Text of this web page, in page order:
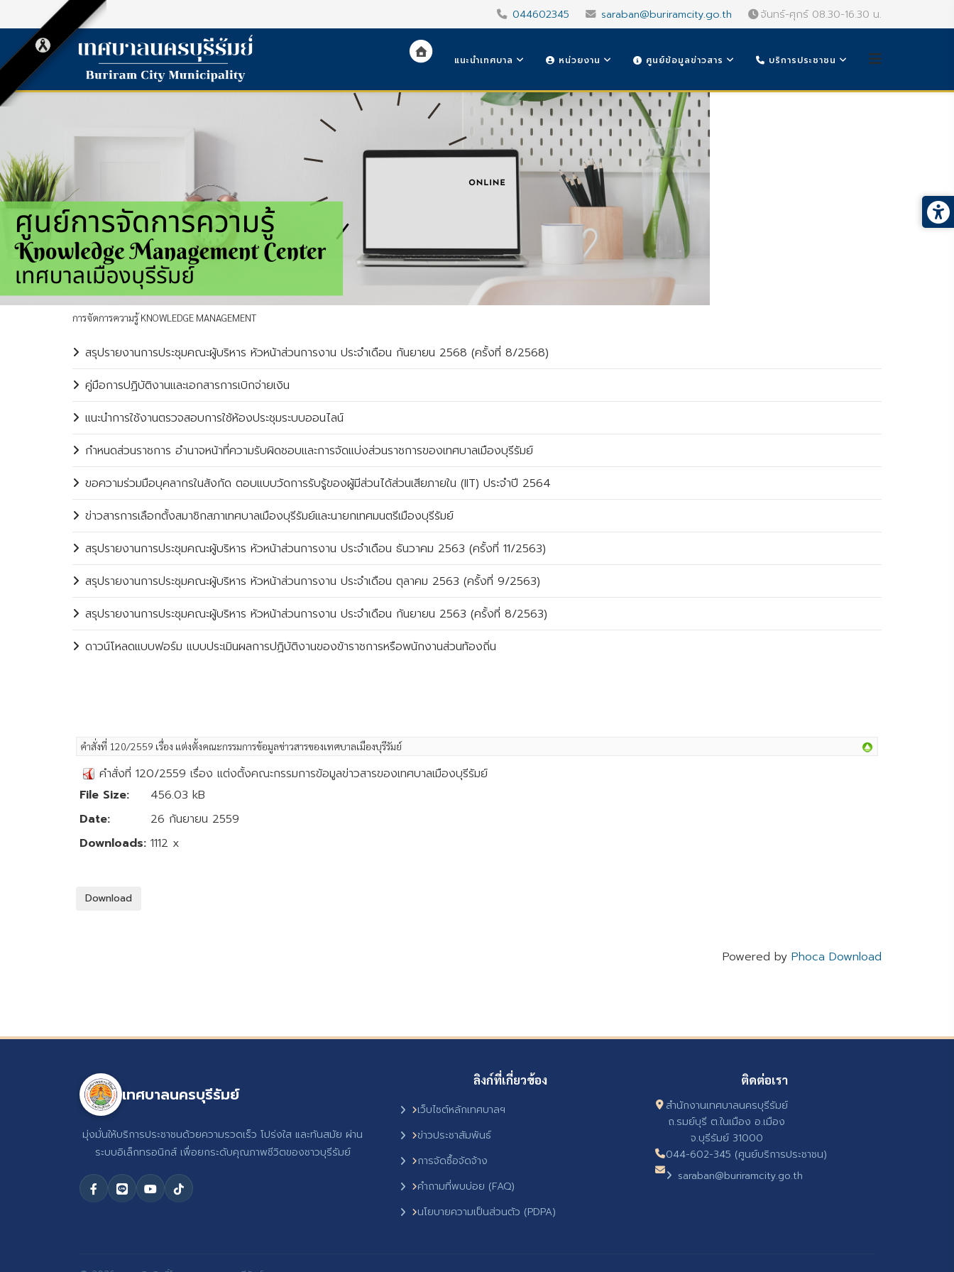
044602345 saraban@buriramcity.go.th จันทร์-ศุกร์ 08.30-16.30 น.
แนะนำเทศบาล หน่วยงาน ศูนย์ข้อมูลข่าวสาร บริการประชาชน
การจัดการความรู้ KNOWLEDGE MANAGEMENT
สรุปรายงานการประชุมคณะผู้บริหาร หัวหน้าส่วนการงาน ประจำเดือน กันยายน 2568 (ครั้งที่ 8/2568)
คู่มือการปฏิบัติงานและเอกสารการเบิกจ่ายเงิน
แนะนำการใช้งานตรวจสอบการใช้ห้องประชุมระบบออนไลน์
กำหนดส่วนราชการ อำนาจหน้าที่ความรับผิดชอบและการจัดแบ่งส่วนราชการของเทศบาลเมืองบุรีรัมย์
ขอความร่วมมือบุคลากรในสังกัด ตอบแบบวัดการรับรู้ของผู้มีส่วนได้ส่วนเสียภายใน (IIT) ประจำปี 2564
ข่าวสารการเลือกตั้งสมาชิกสภาเทศบาลเมืองบุรีรัมย์และนายกเทศมนตรีเมืองบุรีรัมย์
สรุปรายงานการประชุมคณะผู้บริหาร หัวหน้าส่วนการงาน ประจำเดือน ธันวาคม 2563 (ครั้งที่ 11/2563)
สรุปรายงานการประชุมคณะผู้บริหาร หัวหน้าส่วนการงาน ประจำเดือน ตุลาคม 2563 (ครั้งที่ 9/2563)
สรุปรายงานการประชุมคณะผู้บริหาร หัวหน้าส่วนการงาน ประจำเดือน กันยายน 2563 (ครั้งที่ 8/2563)
ดาวน์โหลดแบบฟอร์ม แบบประเมินผลการปฏิบัติงานของข้าราชการหรือพนักงานส่วนท้องถิ่น
คำสั่งที่ 120/2559 เรื่อง แต่งตั้งคณะกรรมการข้อมูลข่าวสารของเทศบาลเมืองบุรีรัมย์
คำสั่งที่ 120/2559 เรื่อง แต่งตั้งคณะกรรมการข้อมูลข่าวสารของเทศบาลเมืองบุรีรัมย์
File Size:
456.03 kB
Date:
26 กันยายน 2559
Downloads: 1112 x
Powered by Phoca Download
เทศบาลนครบุรีรัมย์
มุ่งมั่นให้บริการประชาชนด้วยความรวดเร็ว โปร่งใส และทันสมัย ผ่าน
ระบบอิเล็กทรอนิกส์ เพื่อยกระดับคุณภาพชีวิตของชาวบุรีรัมย์
ลิงก์ที่เกี่ยวข้อง
เว็บไซต์หลักเทศบาลฯ
ข่าวประชาสัมพันธ์
การจัดซื้อจัดจ้าง
คำถามที่พบบ่อย (FAQ)
นโยบายความเป็นส่วนตัว (PDPA)
ติดต่อเรา
สำนักงานเทศบาลนครบุรีรัมย์
ถ.รมย์บุรี ต.ในเมือง อ.เมือง
จ.บุรีรัมย์ 31000
044-602-345 (ศูนย์บริการประชาชน)
saraban@buriramcity.go.th